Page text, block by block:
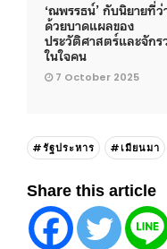
‘ณพรรธน์’ กับนิยายที่ว่
ด้วยบาดแผลของ
ประวัติศาสตร์และจักร
ในใจคน
7 October 2025
#รัฐประหาร #เมียนมา
Share this article